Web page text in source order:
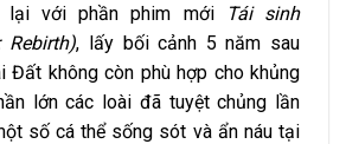
với phần phim mới
Tái sinh
Rebirth), lấy bối cảnh 5 năm sau
Đất không còn phù hợp cho khủng
lớn các loài đã tuyệt chủng lần
số cá thể sống sót và ẩn náu tại